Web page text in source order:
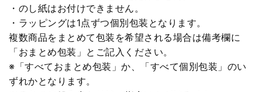
・のし紙はお付けできません。
・ラッピングは1点ずつ個別包装となります。
複数商品をまとめて包装を希望される場合は備考欄に
「おまとめ包装」とご記入ください。
※「すべておまとめ包装」か、「すべて個別包装」のい
ずれかとなります。